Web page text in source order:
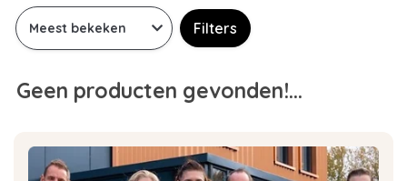
Filters
Geen producten gevonden!...